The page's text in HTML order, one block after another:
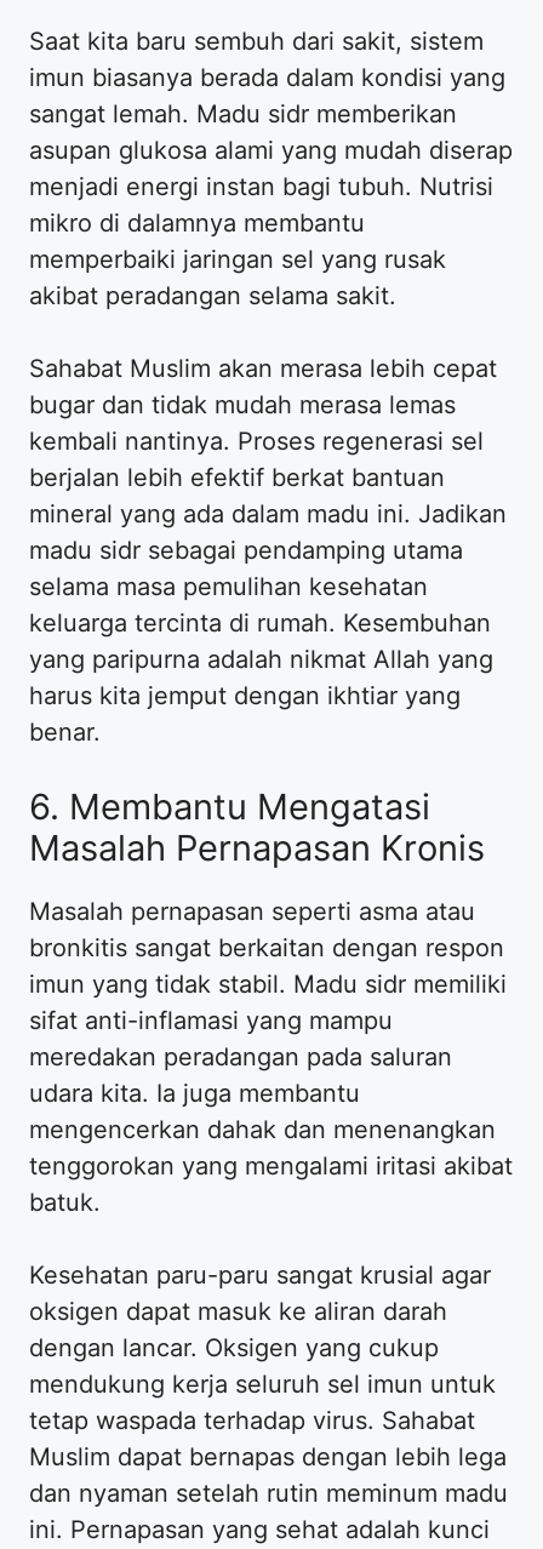
Saat kita baru sembuh dari sakit, sistem
imun biasanya berada dalam kondisi yang
sangat lemah. Madu sidr memberikan
asupan glukosa alami yang mudah diserap
menjadi energi instan bagi tubuh. Nutrisi
mikro di dalamnya membantu
memperbaiki jaringan sel yang rusak
akibat peradangan selama sakit.
Sahabat Muslim akan merasa lebih cepat
bugar dan tidak mudah merasa lemas
kembali nantinya. Proses regenerasi sel
berjalan lebih efektif berkat bantuan
mineral yang ada dalam madu ini. Jadikan
madu sidr sebagai pendamping utama
selama masa pemulihan kesehatan
keluarga tercinta di rumah. Kesembuhan
yang paripurna adalah nikmat Allah yang
harus kita jemput dengan ikhtiar yang
benar.
6. Membantu Mengatasi
Masalah Pernapasan Kronis
Masalah pernapasan seperti asma atau
bronkitis sangat berkaitan dengan respon
imun yang tidak stabil. Madu sidr memiliki
sifat anti-inflamasi yang mampu
meredakan peradangan pada saluran
udara kita. Ia juga membantu
mengencerkan dahak dan menenangkan
tenggorokan yang mengalami iritasi akibat
batuk.
Kesehatan paru-paru sangat krusial agar
oksigen dapat masuk ke aliran darah
dengan lancar. Oksigen yang cukup
mendukung kerja seluruh sel imun untuk
tetap waspada terhadap virus. Sahabat
Muslim dapat bernapas dengan lebih lega
dan nyaman setelah rutin meminum madu
ini. Pernapasan yang sehat adalah kunci